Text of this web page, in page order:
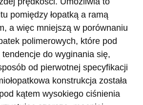
pomiędzy łopatką a ramą
a więc mniejszą w porównaniu
polimerowych, które pod
do wyginania się,
od pierwotnej specyfikacji
konstrukcja została
kątem wysokiego ciśnienia